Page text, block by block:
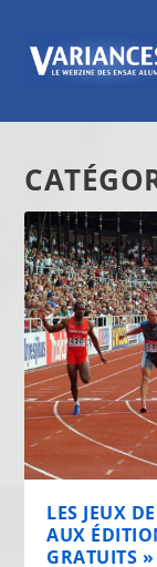
LES JEUX
AUX
GRATUITS